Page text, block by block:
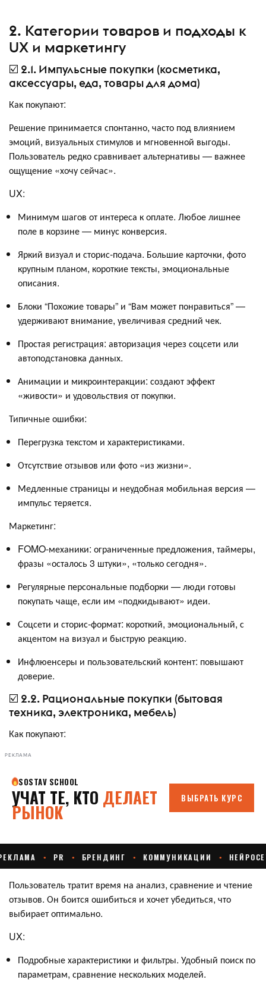
2. Категории товаров и подходы к
UX и маркетингу
☑️ 2.1. Импульсные покупки (косметика,
аксессуары, еда, товары для дома)
Как покупают:
Решение принимается спонтанно, часто под влиянием
эмоций, визуальных стимулов и мгновенной выгоды.
Пользователь редко сравнивает альтернативы — важнее
ощущение «хочу сейчас».
UX:
Минимум шагов от интереса к оплате. Любое лишнее
поле в корзине — минус конверсия.
Яркий визуал и сторис-подача. Большие карточки, фото
крупным планом, короткие тексты, эмоциональные
описания.
Блоки “Похожие товары” и “Вам может понравиться” —
удерживают внимание, увеличивая средний чек.
Простая регистрация: авторизация через соцсети или
автоподстановка данных.
Анимации и микроинтеракции: создают эффект
«живости» и удовольствия от покупки.
Типичные ошибки:
Перегрузка текстом и характеристиками.
Отсутствие отзывов или фото «из жизни».
Медленные страницы и неудобная мобильная версия —
импульс теряется.
Маркетинг:
FOMO-механики: ограниченные предложения, таймеры,
фразы «осталось 3 штуки», «только сегодня».
Регулярные персональные подборки — люди готовы
покупать чаще, если им «подкидывают» идеи.
Соцсети и сторис-формат: короткий, эмоциональный, с
акцентом на визуал и быструю реакцию.
Инфлюенсеры и пользовательский контент: повышают
доверие.
☑️ 2.2. Рациональные покупки (бытовая
техника, электроника, мебель)
Как покупают:
РЕКЛАМА
Пользователь тратит время на анализ, сравнение и чтение
отзывов. Он боится ошибиться и хочет убедиться, что
выбирает оптимально.
UX:
Подробные характеристики и фильтры. Удобный поиск по
параметрам, сравнение нескольких моделей.